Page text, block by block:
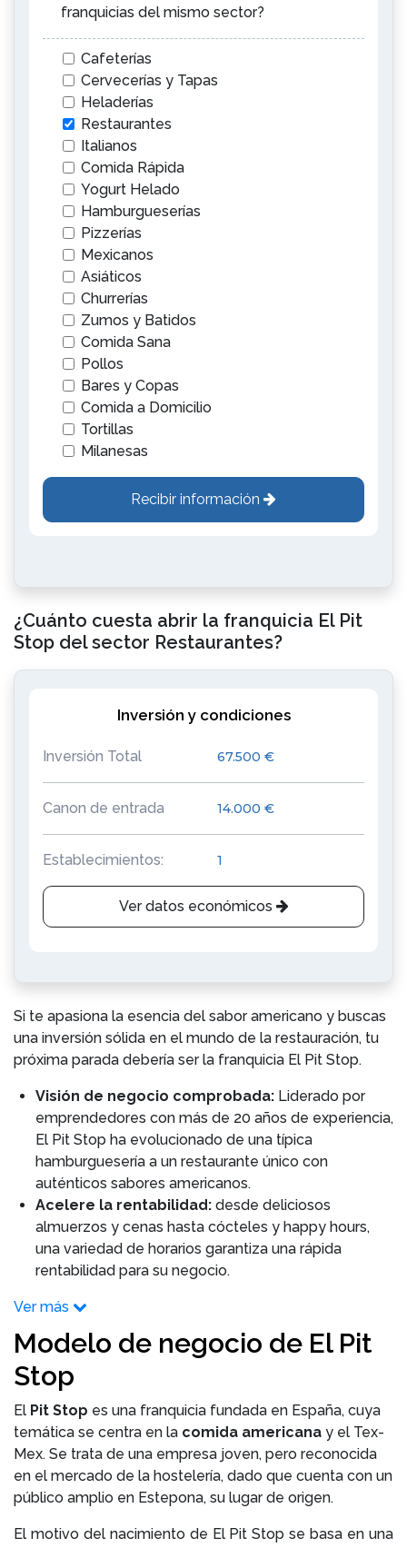
franquicias del mismo sector?
Cafeterías
Cervecerías y Tapas
Heladerías
Restaurantes
Italianos
Comida Rápida
Yogurt Helado
Hamburgueserías
Pizzerías
Mexicanos
Asiáticos
Churrerías
Zumos y Batidos
Comida Sana
Pollos
Bares y Copas
Comida a Domicilio
Tortillas
Milanesas
Recibir información
¿Cuánto cuesta abrir la franquicia El Pit
Stop del sector Restaurantes?
Inversión y condiciones
Inversión Total 67.500 €
Canon de entrada 14.000 €
Establecimientos: 1
Ver datos económicos
Si te apasiona la esencia del sabor americano y buscas
una inversión sólida en el mundo de la restauración, tu
próxima parada debería ser la franquicia El Pit Stop.
Visión de negocio comprobada: Liderado por
emprendedores con más de 20 años de experiencia,
El Pit Stop ha evolucionado de una típica
hamburguesería a un restaurante único con
auténticos sabores americanos.
Acelere la rentabilidad: desde deliciosos
almuerzos y cenas hasta cócteles y happy hours,
una variedad de horarios garantiza una rápida
rentabilidad para su negocio.
Ver más
Modelo de negocio de El Pit
Stop
El Pit Stop es una franquicia fundada en España, cuya
temática se centra en la comida americana y el Tex-
Mex. Se trata de una empresa joven, pero reconocida
en el mercado de la hostelería, dado que cuenta con un
público amplio en Estepona, su lugar de origen.
El motivo del nacimiento de El Pit Stop se basa en una